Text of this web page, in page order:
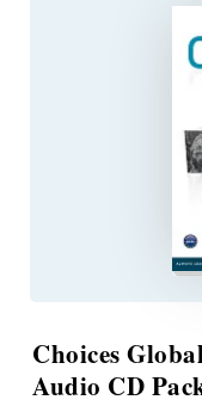
Choices
Audio CD